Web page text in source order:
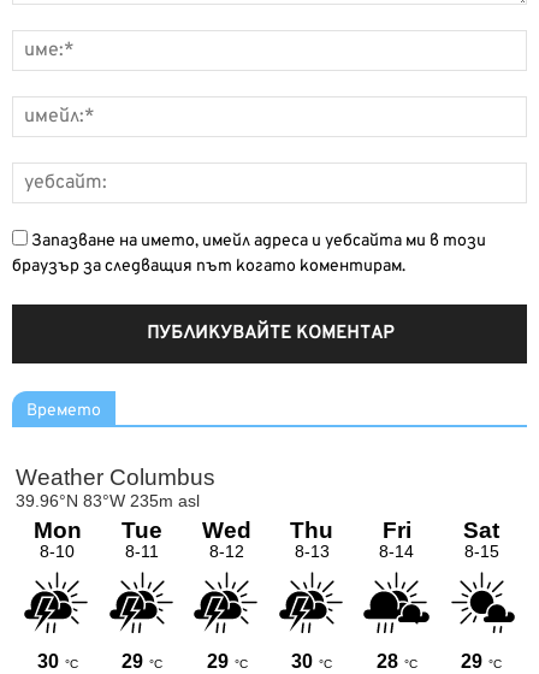
Запазване на името, имейл адреса и уебсайта ми в този
браузър за следващия път когато коментирам.
Времето